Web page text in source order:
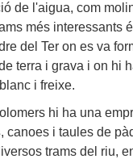
de l'aigua, com
més interessants
del Ter on es va
terra i grava i on hi
i freixe.
hi ha una
, canoes i taules de
trams del riu,